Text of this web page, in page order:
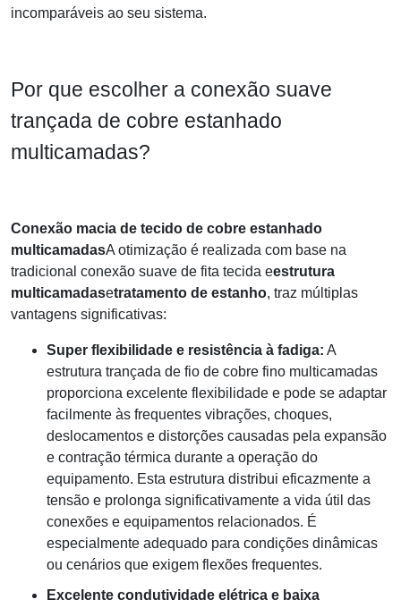
incomparáveis ​​ao seu sistema.
Por que escolher a conexão suave
trançada de cobre estanhado
multicamadas?
Conexão macia de tecido de cobre estanhado
multicamadasA otimização é realizada com base na
tradicional conexão suave de fita tecida eestrutura
multicamadasetratamento de estanho, traz múltiplas
vantagens significativas:
Super flexibilidade e resistência à fadiga: A
estrutura trançada de fio de cobre fino multicamadas
proporciona excelente flexibilidade e pode se adaptar
facilmente às frequentes vibrações, choques,
deslocamentos e distorções causadas pela expansão
e contração térmica durante a operação do
equipamento. Esta estrutura distribui eficazmente a
tensão e prolonga significativamente a vida útil das
conexões e equipamentos relacionados. É
especialmente adequado para condições dinâmicas
ou cenários que exigem flexões frequentes.
Excelente condutividade elétrica e baixa